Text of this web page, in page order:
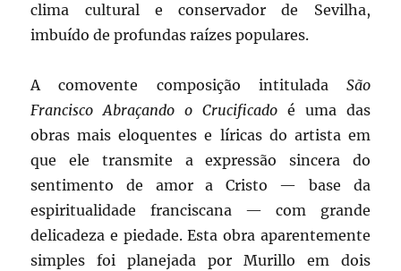
clima cultural e conservador de Sevilha,
imbuído de profundas raízes populares.
A comovente composição intitulada São
Francisco Abraçando o Crucificado é uma das
obras mais eloquentes e líricas do artista em
que ele transmite a expressão sincera do
sentimento de amor a Cristo — base da
espiritualidade franciscana — com grande
delicadeza e piedade. Esta obra aparentemente
simples foi planejada por Murillo em dois